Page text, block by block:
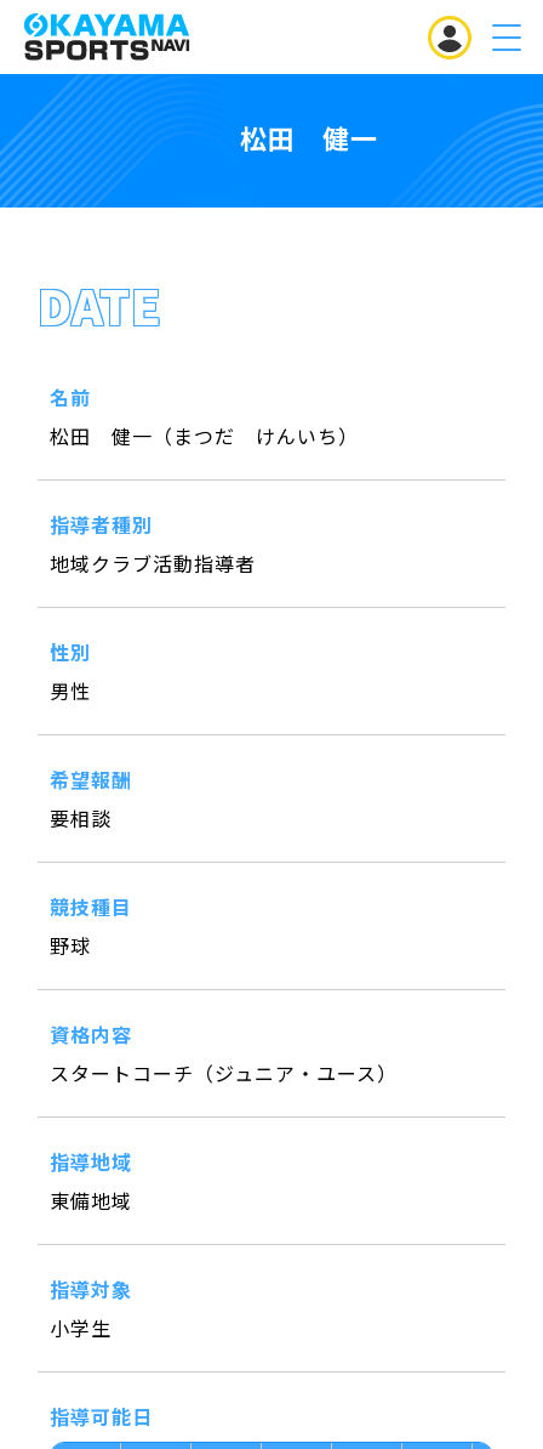
MENU
松田 健一
DATE
名前
松田 健一（まつだ けんいち）
指導者種別
地域クラブ活動指導者
性別
男性
希望報酬
要相談
競技種目
野球
資格内容
スタートコーチ（ジュニア・ユース）
指導地域
東備地域
指導対象
小学生
指導可能日